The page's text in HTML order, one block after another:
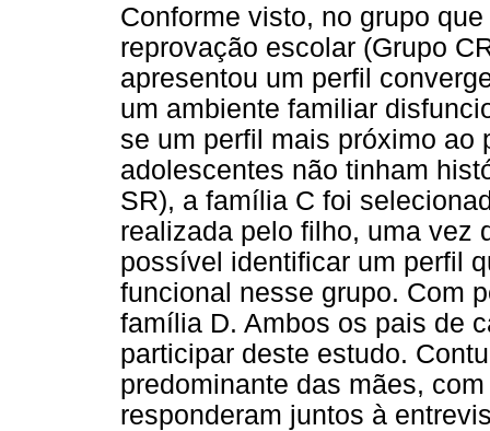
Conforme visto, no grupo
reprovação escolar (Grupo
apresentou um perfil
um ambiente familiar
se um perfil mais próximo ao
adolescentes não tinham
SR), a família C foi
realizada pelo filho, uma vez
possível identificar um perfil
funcional nesse grupo. Com
família D. Ambos os pais de
participar deste estudo.
predominante das mães,
responderam juntos à